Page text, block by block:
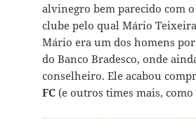
alvinegro bem parecido com o
clube pelo qual Mário
Mário era um dos homens por
do Banco Bradesco, onde
conselheiro. Ele acabou
FC(e outros times mais, como